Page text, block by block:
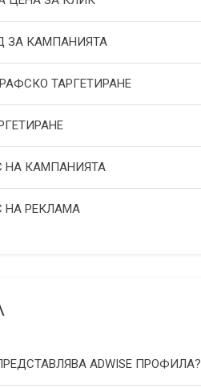
ЗА КАМПАНИЯТА
ТАРГЕТИРАНЕ
НА КАМПАНИЯТА
НА РЕКЛАМА
ADWISE ПРОФИЛА?